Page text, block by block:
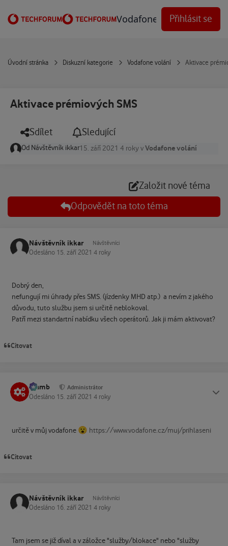
Vodafone Techforum
Přihlásit se
Úvodní stránka Diskuzní kategorie Vodafone volání Aktivace
Aktivace prémiových SMS
Sdílet Sledující
Od Návštěvník ikkar15. září 2021 4 rokyvVodafone volání
Založit nové téma
Odpovědět na toto téma
Návštěvník ikkar Návštěvníci
Odesláno 15. září 2021 4 roky
Dobrý den,
nefungují mi úhrady přes SMS. (jízdenky MHD atp.) a nevím z jakého
důvodu, tuto službu jsem si určitě neblokoval.
Patří mezi standartní nabídku všech operátorů. Jak ji mám aktivovat?
Citovat
Slamb Administrátor
Odesláno 15. září 2021 4 roky
určitě v můj vodafone 😮 https://www.vodafone.cz/muj/prihlaseni
Citovat
Návštěvník ikkar Návštěvníci
Odesláno 16. září 2021 4 roky
Tam jsem se již díval a v záložce "služby/blokace" nebo "služby